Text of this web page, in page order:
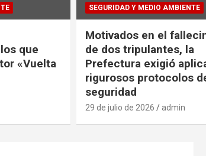
que
«Vuelta
SEGURIDAD Y MEDIO AMBIENTE
Motivados en el
de dos tripulantes, la
Prefectura exigió
rigurosos protocolos
seguridad
29 de julio de 2026 admin